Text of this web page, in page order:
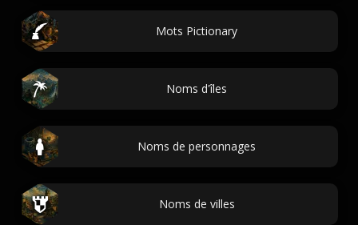
Mots Pictionary
Noms d'îles
Noms de personnages
Noms de villes